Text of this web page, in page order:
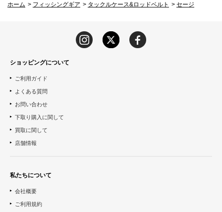
ホーム > フィッシングギア > タックルケース&ロッドベルト > セージ
ショッピングについて
ご利用ガイド
よくある質問
お問い合わせ
下取り購入に関して
買取に関して
店舗情報
私たちについて
会社概要
ご利用規約